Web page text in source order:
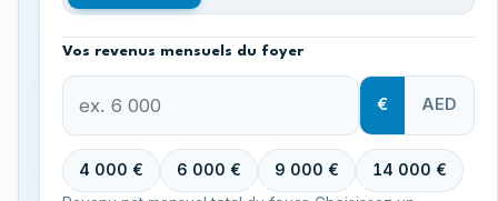
Vos revenus mensuels du foyer
€ AED
4 000 € 6 000 € 9 000 €
14 000 €